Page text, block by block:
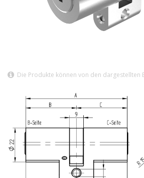
Die Produkte können von den dargestellten